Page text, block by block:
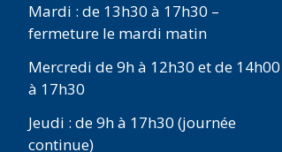
Mardi : de 13h30 à 17h30 –
fermeture le mardi matin
Mercredi de 9h à 12h30 et de 14h00
à 17h30
Jeudi : de 9h à 17h30 (journée
continue)